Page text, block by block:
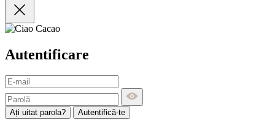
Autentificare
Ați uitat parola? Autentifică-te